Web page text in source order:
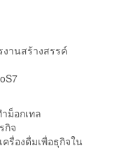
านสร้างสรรค์
ม็อกเทล
กิจ
รื่องดื่มเพื่อธุกิจใน